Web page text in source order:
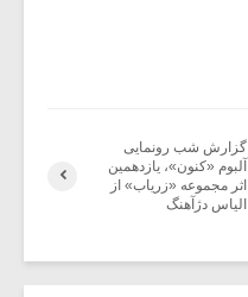
گزارش شب رونمایی
آلبوم «کنون»، یازدهمین
اثر مجموعه «زریاب» از
الیاس دژآهنگ